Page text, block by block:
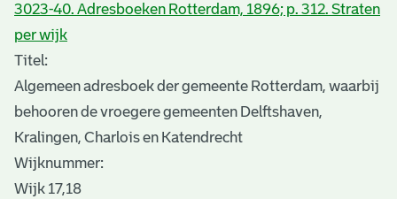
3023-40. Adresboeken Rotterdam, 1896; p. 312. Straten
per wijk
Titel:
Algemeen adresboek der gemeente Rotterdam, waarbij
behooren de vroegere gemeenten Delftshaven,
Kralingen, Charlois en Katendrecht
Wijknummer:
Wijk 17,18